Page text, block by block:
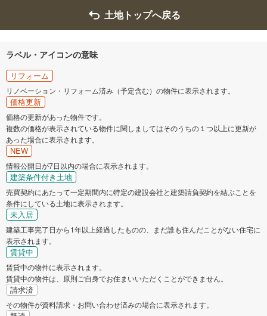
土地トップへ戻る
ラベル・アイコンの意味
リフォーム
リノベーション・リフォーム済み（予定含む）の物件に表示されます。
価格更新
価格の更新があった物件です。
複数の価格が表示されている物件に関しましてはそのうちの１つ以上に更新が
あった場合に表示されます。
NEW
情報公開日が7日以内の場合に表示されます。
建築条件付き土地
売買契約にあたって一定期間内に特定の建設会社と建築請負契約を結ぶことを
条件にしている土地に表示されます。
未入居
建築工事完了日から1年以上経過したものの、まだ誰も住んだことがない住宅に
表示されます。
賃貸中
賃貸中の物件に表示されます。
賃貸中の物件は、原則ご自身でお住まいいただくことができません。
請求済
その物件が資料請求・お問い合わせ済みの場合に表示されます。